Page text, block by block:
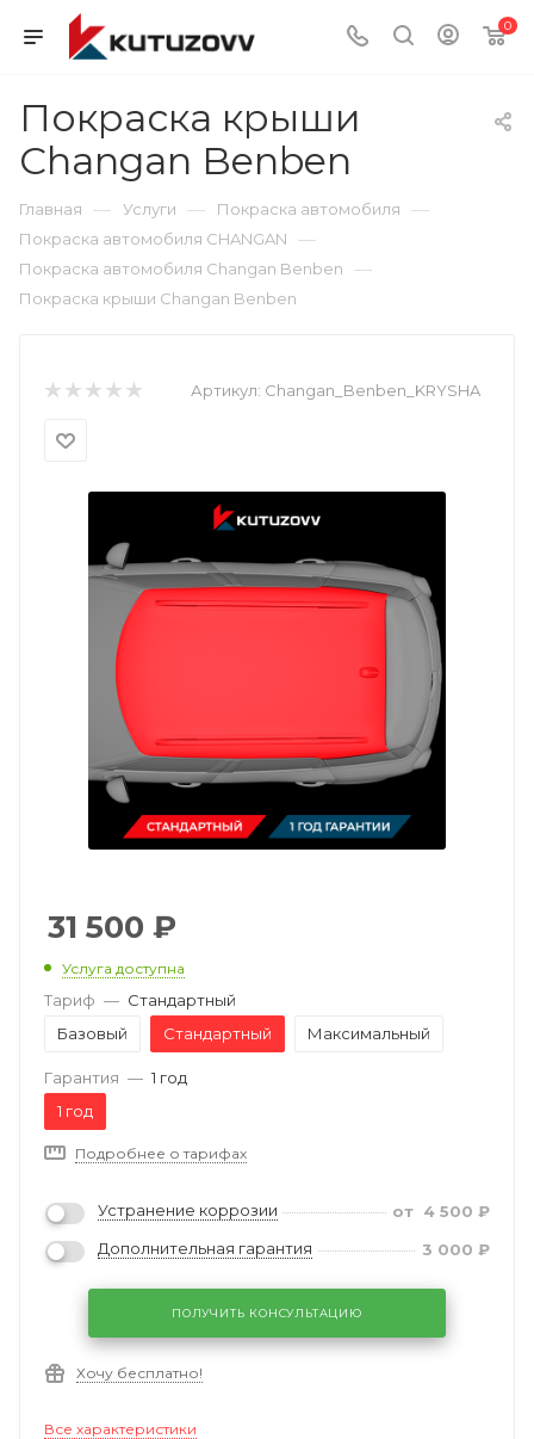
0
Покраска крыши
Changan Benben
Главная — Услуги — Покраска автомобиля —
Покраска автомобиля CHANGAN —
Покраска автомобиля Changan Benben —
Покраска крыши Changan Benben
Артикул: Changan_Benben_KRYSHA
31 500 ₽
Услуга доступна
Тариф — Стандартный
Базовый
Стандартный Максимальный
Гарантия — 1 год
1 год
Подробнее о тарифах
Устранение коррозии от 4 500 ₽
Дополнительная гарантия
3 000 ₽
ПОЛУЧИТЬ КОНСУЛЬТАЦИЮ
Хочу бесплатно!
Все характеристики